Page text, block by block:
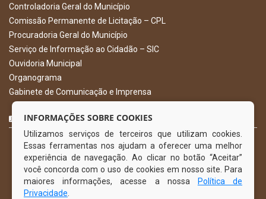
Controladoria Geral do Município
Comissão Permanente de Licitação – CPL
Procuradoria Geral do Município
Serviço de Informação ao Cidadão – SIC
Ouvidoria Municipal
Organograma
Gabinete de Comunicação e Imprensa
CURTA NOSSA FAN PAGE
INFORMAÇÕES SOBRE COOKIES
Utilizamos serviços de terceiros que utilizam cookies.
Essas ferramentas nos ajudam a oferecer uma melhor
experiência de navegação. Ao clicar no botão “Aceitar”
você concorda com o uso de cookies em nosso site. Para
maiores informações, acesse a nossa
Política de
Privacidade